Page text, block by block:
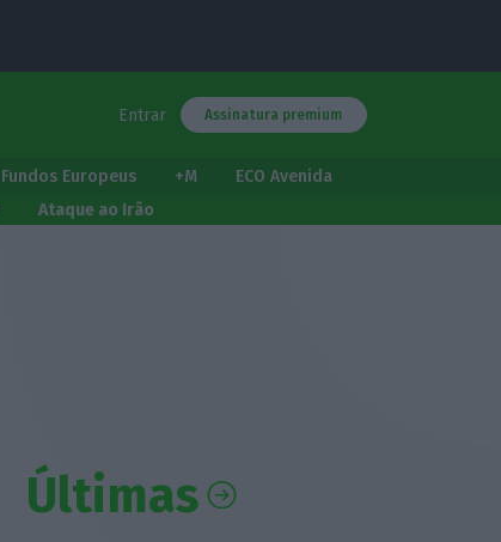
Entrar Assinatura premium
Fundos Europeus +M
ECO Avenida
Ataque ao Irão
Últimas